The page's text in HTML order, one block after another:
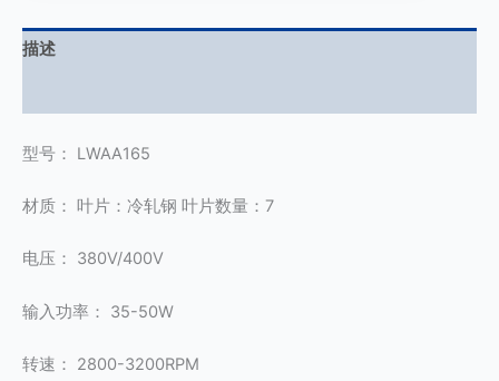
描述
型号： LWAA165
材质： 叶片：冷轧钢 叶片数量：7
电压： 380V/400V
输入功率： 35-50W
转速： 2800-3200RPM